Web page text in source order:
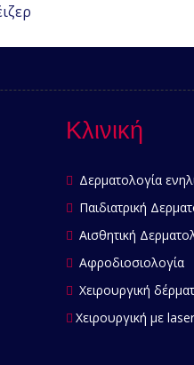
Κλινική
Δερματολογία
Παιδιατρική
Αισθητική
Αφροδιοσιολογία
Χειρουργική
Χειρουργική με